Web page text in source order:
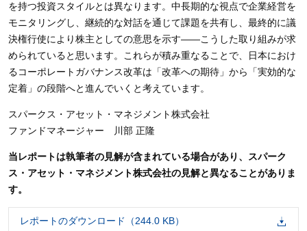
を持つ投資スタイルとは異なります。中長期的な視点で企業経営を
モニタリングし、継続的な対話を通じて課題を共有し、最終的に議
決権行使により株主としての意思を示す――こうした取り組みが求
められていると思います。これらが積み重なることで、日本におけ
るコーポレートガバナンス改革は「改革への期待」から「実効的な
定着」の段階へと進んでいくと考えています。
スパークス・アセット・マネジメント株式会社
ファンドマネージャー 川部 正隆
当レポートは執筆者の見解が含まれている場合があり、スパーク
ス・アセット・マネジメント株式会社の見解と異なることがありま
す。
レポートのダウンロード（244.0 KB）